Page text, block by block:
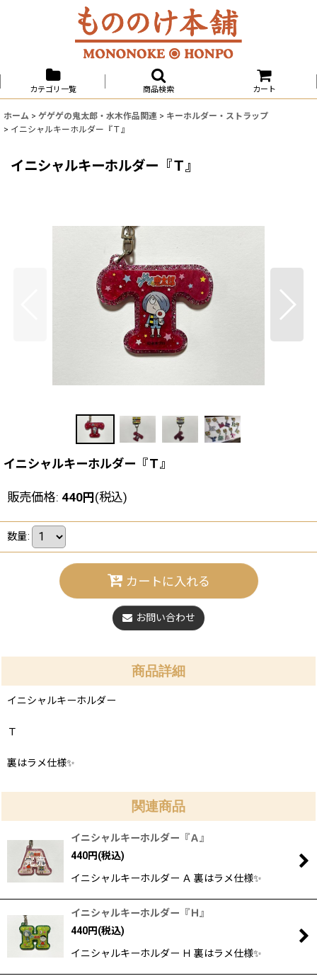
カテゴリ一覧 商品検索 カート
ホーム > ゲゲゲの鬼太郎・水木作品関連 > キーホルダー・ストラップ
> イニシャルキーホルダー『Ｔ』
イニシャルキーホルダー『Ｔ』
イニシャルキーホルダー『Ｔ』
販売価格: 440円(税込)
数量:
カートに入れる
お問い合わせ
商品詳細
イニシャルキーホルダー
Ｔ
裏はラメ仕様✨
関連商品
イニシャルキーホルダー『Ａ』
440円(税込)
イニシャルキーホルダー Ａ 裏はラメ仕様✨
イニシャルキーホルダー『Ｈ』
440円(税込)
イニシャルキーホルダー Ｈ 裏はラメ仕様✨